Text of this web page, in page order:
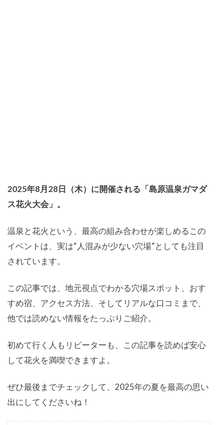
2025年8月28日（木）に開催される「島原温泉ガマダ
ス花火大会」。
温泉と花火という、最高の組み合わせが楽しめるこの
イベントは、実は“人混みが少ない穴場”としても注目
されています。
この記事では、地元視点でわかる穴場スポット、おす
すめ宿、アクセス方法、そしてリアルな口コミまで、
他では読めない情報をたっぷりご紹介。
初めて行く人もリピーターも、この記事を読めば安心
して花火を満喫できますよ。
ぜひ最後までチェックして、2025年の夏を最高の思い
出にしてくださいね！